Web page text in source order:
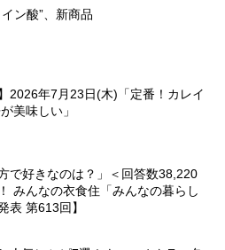
ン酸”、新商品
2026年7月23日(木)「定番！カレイ
美味しい」
で好きなのは？」＜回答数38,220
みんなの衣食住「みんなの暮らし
表 第613回】